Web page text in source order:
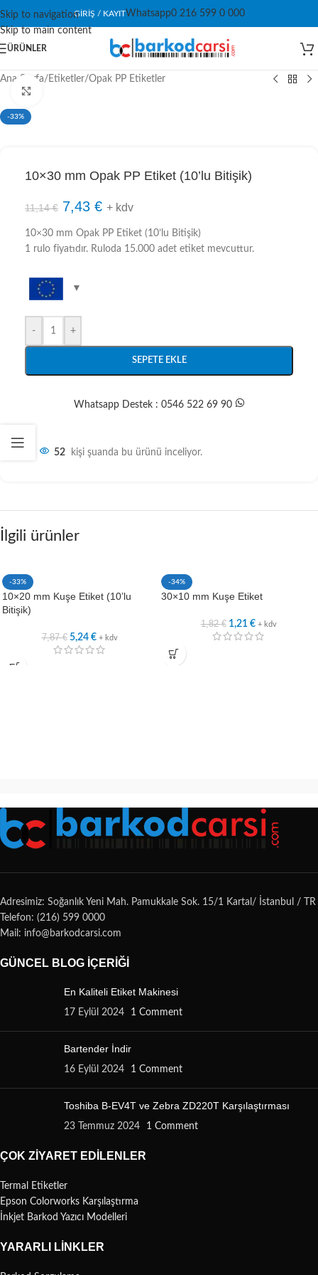
Skip to navigation
Skip to main content
GIRIŞ / KAYITWhatsapp0 216 599 0 000
ÜRÜNLER
Ana Sayfa/ Etiketler/Opak PP Etiketler
-33%
10×30 mm Opak PP Etiket (10’lu Bitişik)
11,14€ 7,43 € + kdv
10×30 mm Opak PP Etiket (10’lu Bitişik)
1 rulo fiyatıdır. Ruloda 15.000 adet etiket mevcuttur.
- +
SEPETE EKLE
Whatsapp Destek : 0546 522 69 90
52 kişi şuanda bu ürünü inceliyor.
İlgili ürünler
-33%
10×20 mm Kuşe Etiket (10’lu
Bitişik)
7,87€ 5,24 € + kdv
-34%
30×10 mm Kuşe Etiket
1,82€ 1,21 € + kdv
Adresimiz: Soğanlık Yeni Mah. Pamukkale Sok. 15/1 Kartal/ İstanbul / TR
Telefon: (216) 599 0000
Mail: info@barkodcarsi.com
GÜNCEL BLOG İÇERIĞI
En Kaliteli Etiket Makinesi
17 Eylül 2024 1 Comment
Bartender İndir
16 Eylül 2024 1 Comment
Toshiba B-EV4T ve Zebra ZD220T Karşılaştırması
23 Temmuz 2024 1 Comment
ÇOK ZIYARET EDILENLER
Termal Etiketler
Epson Colorworks Karşılaştırma
İnkjet Barkod Yazıcı Modelleri
YARARLI LINKLER